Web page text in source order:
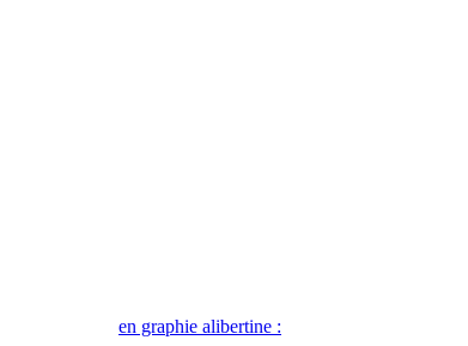
en graphie alibertine :